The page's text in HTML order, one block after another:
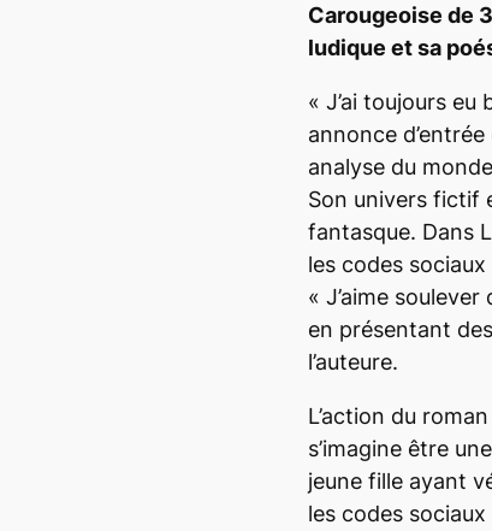
Carougeoise de
ludique et sa
« J’ai toujours eu
annonce
analyse du
Son univers fictif
fantasque. Dans
les codes
« J’aime
en présentant
l’auteure.
L’action du
s’imagine être
jeune fille ayant
les codes